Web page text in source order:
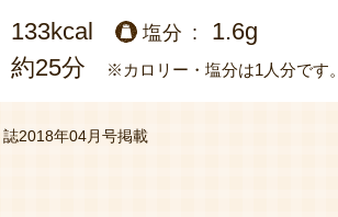
133kcal 塩分 1.6g
約25分 ※カロリー・塩分は1人分です。
2018年04月号掲載